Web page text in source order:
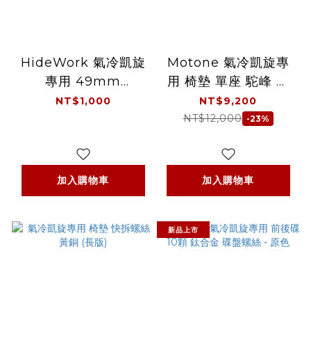
HideWork 氣冷凱旋
專用 49mm
Motogadget 時速表
NT$1,000
加入購物車
Motone 氣冷凱旋專
用 椅墊 單座 駝峰 條
紋菱格 - 黑
NT$9,200
NT$12,000 -23%
加入購物車
新品上市